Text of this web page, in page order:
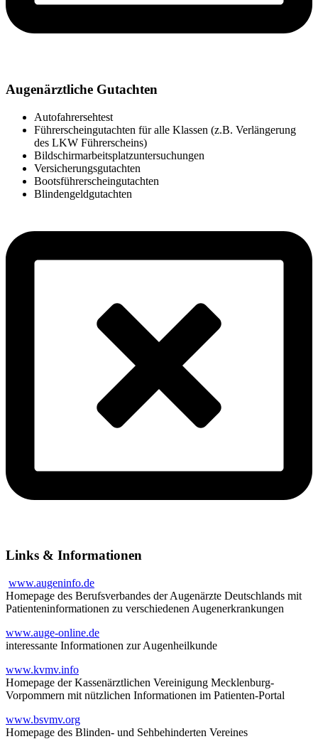
Augenärztliche Gutachten
Autofahrersehtest
Führerscheingutachten für alle Klassen (z.B. Verlängerung
des LKW Führerscheins)
Bildschirmarbeitsplatzuntersuchungen
Versicherungsgutachten
Bootsführerscheingutachten
Blindengeldgutachten
Links & Informationen
www.augeninfo.de
Homepage des Berufsverbandes der Augenärzte Deutschlands mit
Patienteninformationen zu verschiedenen Augenerkrankungen
www.auge-online.de
interessante Informationen zur Augenheilkunde
www.kvmv.info
Homepage der Kassenärztlichen Vereinigung Mecklenburg-
Vorpommern mit nützlichen Informationen im Patienten-Portal
www.bsvmv.org
Homepage des Blinden- und Sehbehinderten Vereines